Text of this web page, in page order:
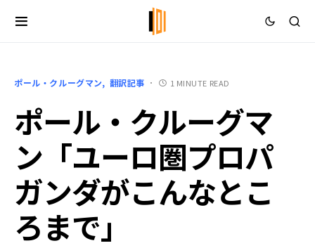
ポール・クルーグマン 翻訳記事 1 MINUTE READ
ポール・クルーグマ
ン「ユーロ圏プロパ
ガンダがこんなとこ
ろまで」